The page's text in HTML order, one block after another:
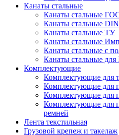
Канаты стальные
Канаты стальные
Канаты стальные DIN
Канаты стальные ТУ
Канаты стальные
Канаты стальные с
Канаты стальные
Комплектующие
Комплектующие для
Комплектующие для
Комплектующие для
Комплектующие для
ремней
Лента текстильная
Грузовой крепеж и такелаж